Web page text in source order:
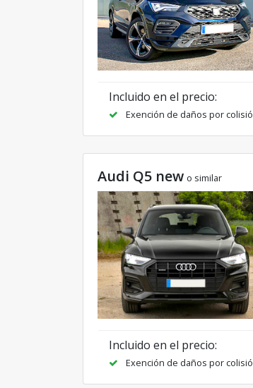
Incluido en el precio:
Exención de daños por
Audi Q5 new o similar
Incluido en el precio:
Exención de daños por